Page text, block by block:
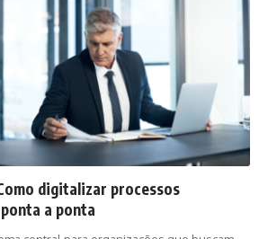
digitalizar processos
a ponta